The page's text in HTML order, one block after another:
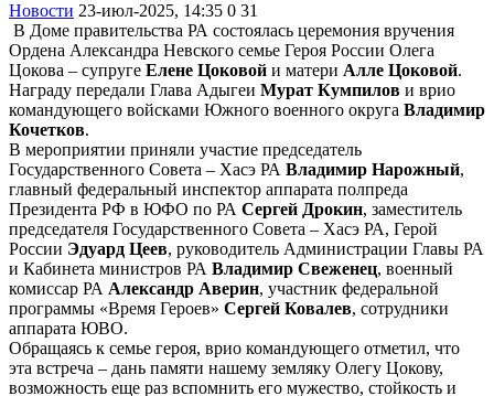
Новости 23-июл-2025, 14:35 0 31
В Доме правительства РА состоялась церемония вручения
Ордена Александра Невского семье Героя России Олега
Цокова – супруге Елене Цоковой и матери Алле Цоковой.
Награду передали Глава Адыгеи Мурат Кумпилов и врио
командующего войсками Южного военного округа Владимир
Кочетков.
В мероприятии приняли участие председатель
Государственного Совета – Хасэ РА Владимир Нарожный,
главный федеральный инспектор аппарата полпреда
Президента РФ в ЮФО по РА Сергей Дрокин, заместитель
председателя Государственного Совета – Хасэ РА, Герой
России Эдуард Цеев, руководитель Администрации Главы РА
и Кабинета министров РА Владимир Свеженец, военный
комиссар РА Александр Аверин, участник федеральной
программы «Время Героев» Сергей Ковалев, сотрудники
аппарата ЮВО.
Обращаясь к семье героя, врио командующего отметил, что
эта встреча – дань памяти нашему земляку Олегу Цокову,
возможность еще раз вспомнить его мужество, стойкость и